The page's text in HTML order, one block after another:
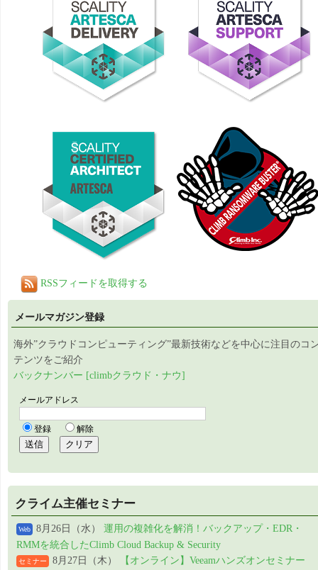
RSSフィードを取得する
メールマガジン登録
海外”クラウドコンピューティング”最新技術などを中心に注目のコ
テンツをご紹介
バックナンバー [climbクラウド・ナウ]
クライム主催セミナー
Web 8月26日（水） 運用の複雑化を解消！バックアップ・EDR・
RMMを統合したClimb Cloud Backup & Security
セミナー 8月27日（木）
【オンライン】Veeamハンズオンセミナー